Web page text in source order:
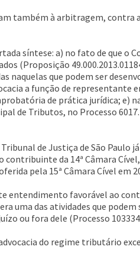
também à arbitragem, contra
síntese: a) no fato de que o
(Proposição
que podem ser
a função de representante
de prática jurídica; e)
de Tributos, no Processo
de Justiça de São Paulo
contribuinte da 14ª Câmara
pela 15ª Câmara Cível em
entendimento favorável ao
uma das atividades que
ou fora dele (Processo
do regime tributário